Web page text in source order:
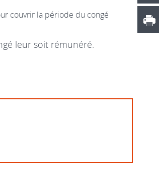
couvrir la période du congé
leur soit rémunéré.